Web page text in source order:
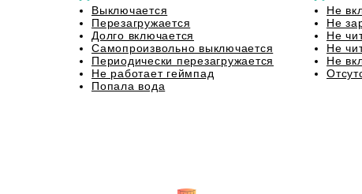
Выключается
Перезагружается
Долго включается
Самопроизвольно выключается
Периодически перезагружается
Не работает геймпад
Попала вода
Не
Не
Не
Не
Не